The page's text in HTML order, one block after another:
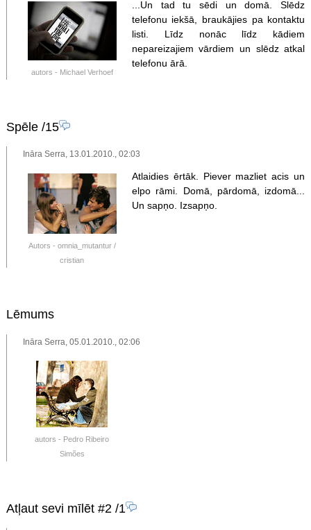
autors - Michael Verhoef
...Un tad tu sēdi un domā. Slēdz
telefonu iekšā, braukājies pa kontaktu
listi. Līdz nonāc līdz kādiem
nepareizajiem vārdiem un slēdz atkal
telefonu ārā.
Spēle/15
Ināra Serra, 13.01.2010., 02:03
Autors - omnia_mutantur /
cristian
Atlaidies ērtāk. Piever mazliet acis un
elpo rāmi. Domā, pārdomā, izdomā...
Un sapņo. Izsapņo.
Lēmums
Ināra Serra, 05.01.2010., 02:06
autors - Pedro Ribeiro
Simões
Atļaut sevi mīlēt #2 /1